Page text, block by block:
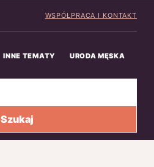
WSPÓŁPRACA I KONTAKT
INNE TEMATY URODA MĘSKA
Szukaj